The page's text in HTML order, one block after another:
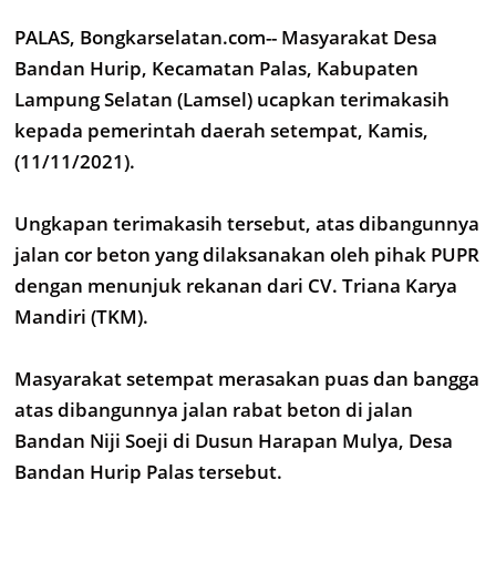
PALAS, Bongkarselatan.com-- Masyarakat Desa
Bandan Hurip, Kecamatan Palas, Kabupaten
Lampung Selatan (Lamsel) ucapkan terimakasih
kepada pemerintah daerah setempat, Kamis,
(11/11/2021).
Ungkapan terimakasih tersebut, atas dibangunnya
jalan cor beton yang dilaksanakan oleh pihak PUPR
dengan menunjuk rekanan dari CV. Triana Karya
Mandiri (TKM).
Masyarakat setempat merasakan puas dan bangga
atas dibangunnya jalan rabat beton di jalan
Bandan Niji Soeji di Dusun Harapan Mulya, Desa
Bandan Hurip Palas tersebut.